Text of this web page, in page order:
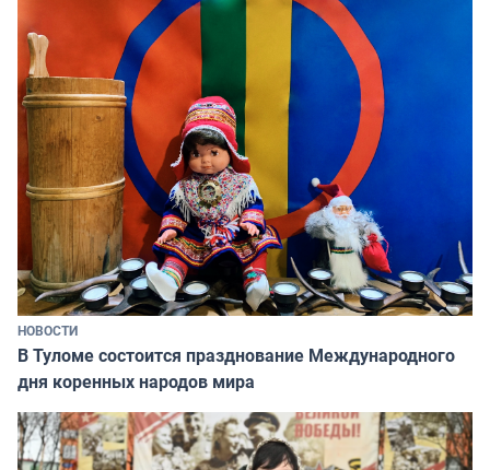
НОВОСТИ
В Туломе состоится празднование Международного
дня коренных народов мира